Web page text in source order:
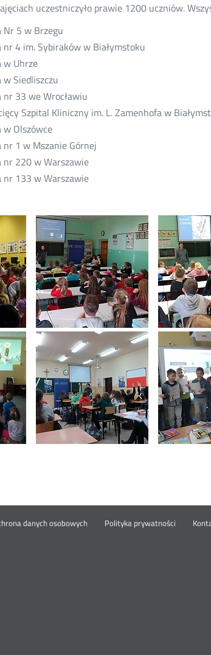
uczestniczyło prawie 1200 uczniów.
5 w Brzegu
4 im. Sybiraków w Białymstoku
Uhrze
Siedliszczu
33 we Wrocławiu
Szpital Kliniczny im. L. Zamenhofa w
Olszówce
1 w Mszanie Górnej
220 w Warszawie
133 w Warszawie
danych osobowych Polityka prywatności